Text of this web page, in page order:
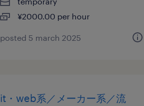
¥2000.00 per hour
posted 5 march 2025
it・web系／メーカー系／流